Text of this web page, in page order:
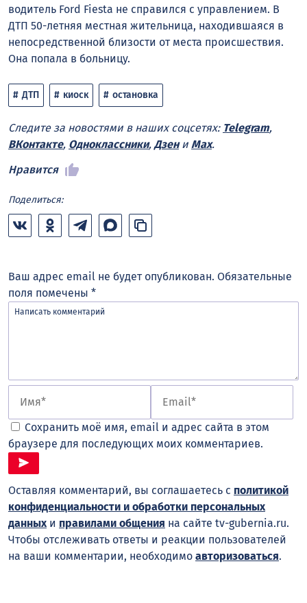
водитель Ford Fiesta не справился с управлением. В
ДТП 50-летняя местная жительница, находившаяся в
непосредственной близости от места происшествия.
Она попала в больницу.
ДТП киоск остановка
Следите за новостями в наших соцсетях: Telegram,
ВКонтакте, Одноклассники, Дзени Max.
Нравится
Поделиться:
Ваш адрес email не будет опубликован. Обязательные
поля помечены *
Сохранить моё имя, email и адрес сайта в этом
браузере для последующих моих комментариев.
Оставляя комментарий, вы соглашаетесь с политикой
конфиденциальности и обработки персональных
данныхи правилами общения на сайте tv-gubernia.ru.
Чтобы отслеживать ответы и реакции пользователей
на ваши комментарии, необходимо авторизоваться.